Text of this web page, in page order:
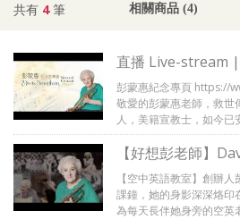
共有 4筆
直播 Live-stream
Doris Brougham
2024/09/20
彭蒙惠紀念專頁 https://
敬愛的彭蒙惠老師，救世
人，美籍宣教士，如今已
老師總是以無私的愛與滿
「你拿到天國的護照了
【好想彭老師】
Brougham 這是
【空中英語教室】創辦
課鐘，她的身影深深烙印
為每天長伴她身旁的空英